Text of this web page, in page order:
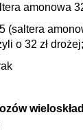
amonowa
(saltera
o 32 zł drożej;